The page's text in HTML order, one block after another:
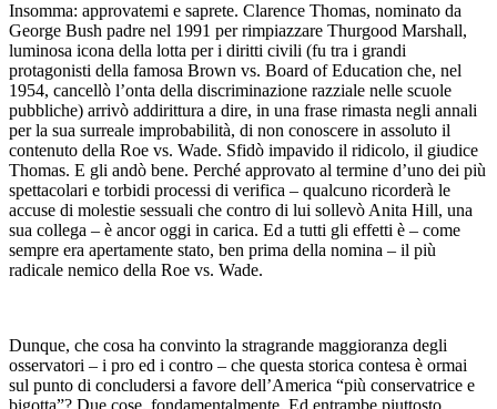
Insomma: approvatemi e saprete. Clarence Thomas, nominato da
George Bush padre nel 1991 per rimpiazzare Thurgood Marshall,
luminosa icona della lotta per i diritti civili (fu tra i grandi
protagonisti della famosa Brown vs. Board of Education che, nel
1954, cancellò l’onta della discriminazione razziale nelle scuole
pubbliche) arrivò addirittura a dire, in una frase rimasta negli annali
per la sua surreale improbabilità, di non conoscere in assoluto il
contenuto della Roe vs. Wade. Sfidò impavido il ridicolo, il giudice
Thomas. E gli andò bene. Perché approvato al termine d’uno dei più
spettacolari e torbidi processi di verifica – qualcuno ricorderà le
accuse di molestie sessuali che contro di lui sollevò Anita Hill, una
sua collega – è ancor oggi in carica. Ed a tutti gli effetti è – come
sempre era apertamente stato, ben prima della nomina – il più
radicale nemico della Roe vs. Wade.
Dunque, che cosa ha convinto la stragrande maggioranza degli
osservatori – i pro ed i contro – che questa storica contesa è ormai
sul punto di concludersi a favore dell’America “più conservatrice e